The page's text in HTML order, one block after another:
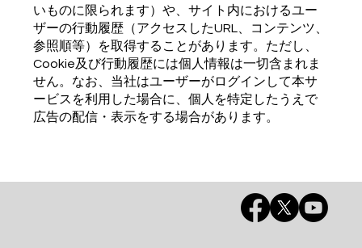
いものに限られます）や、サイト内におけるユー
ザーの行動履歴（アクセスしたURL、コンテンツ、
参照順等）を取得することがあります。ただし、
Cookie及び行動履歴には個人情報は一切含まれま
せん。なお、当社はユーザーがログインして本サ
ービスを利用した場合に、個人を特定したうえで
広告の配信・表示をする場合があります。